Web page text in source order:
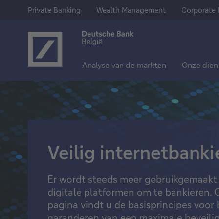
Private Banking Wealth Management Corporate
Analyse van de markten Onze
Ons aanbod
Private Banking
Corporate Banking
Sparen & Beleggen
Spaarrekeningen
Aandelen
Trackers
Fondsen
Obligaties
Meer weten over Deutsche
Over ons
Jobs
Veilig
Er wordt steeds meer gebruikgemaakt
digitale platformen om te bankieren.
pagina vindt u de basisprincipes voor